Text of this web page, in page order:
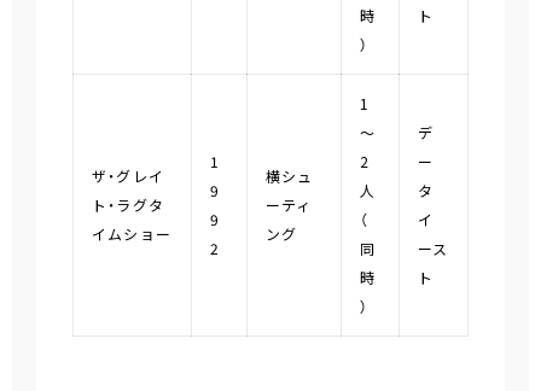
時
）
ト
ザ・グレイ
ト・ラグタ
イムショー
1
9
9
2
横シュ
ーティ
ング
1
～
2
人
（
同
時
）
デ
ー
タ
イ
ース
ト